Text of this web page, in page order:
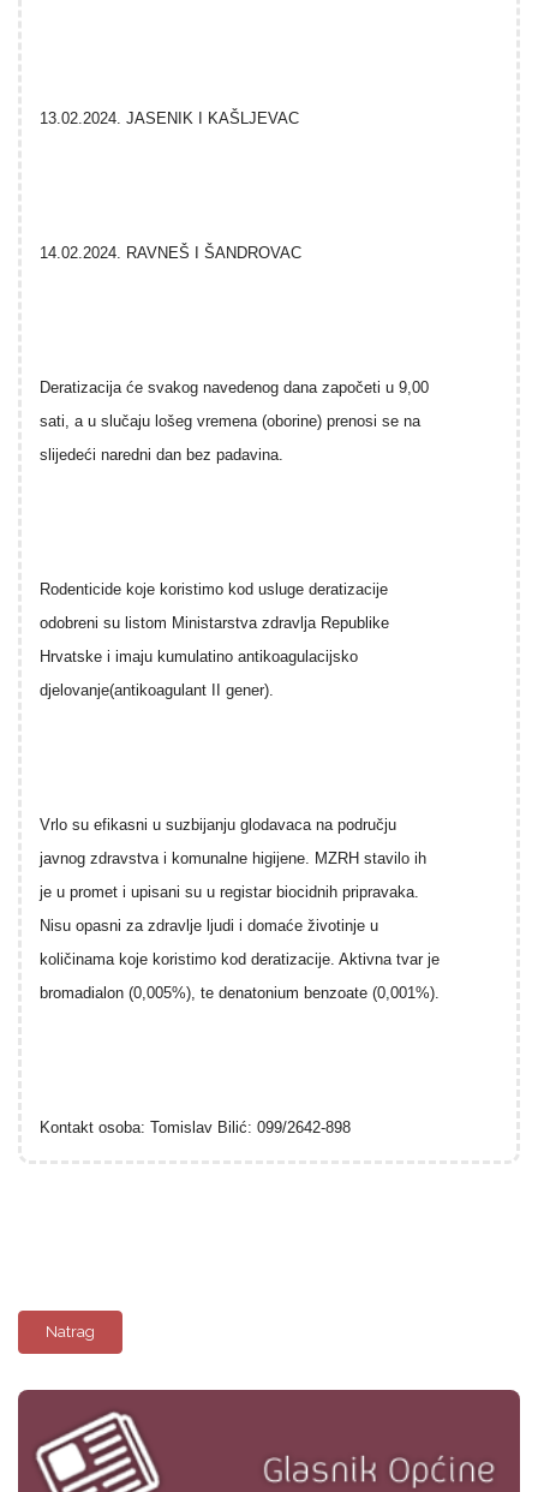
13.02.2024. JASENIK I KAŠLJEVAC
14.02.2024. RAVNEŠ I ŠANDROVAC
Deratizacija će svakog navedenog dana započeti u 9,00
sati, a u slučaju lošeg vremena (oborine) prenosi se na
slijedeći naredni dan bez padavina.
Rodenticide koje koristimo kod usluge deratizacije
odobreni su listom Ministarstva zdravlja Republike
Hrvatske i imaju kumulatino antikoagulacijsko
djelovanje(antikoagulant II gener).
Vrlo su efikasni u suzbijanju glodavaca na području
javnog zdravstva i komunalne higijene. MZRH stavilo ih
je u promet i upisani su u registar biocidnih pripravaka.
Nisu opasni za zdravlje ljudi i domaće životinje u
količinama koje koristimo kod deratizacije. Aktivna tvar je
bromadialon (0,005%), te denatonium benzoate (0,001%).
Kontakt osoba: Tomislav Bilić: 099/2642-898
Natrag